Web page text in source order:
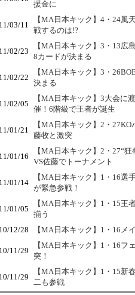
援金に
03/11
【MA日本キック】4・24風
戦するのは!?
02/23
【MA日本キック】3・13広
8カードが決まる
02/22
【MA日本キック】3・
決まる
02/05
【MA日本キック】3大会に
催！6階級で王者が誕生
01/21
【MA日本キック】2・
藤牧と激突
01/16
【MA日本キック】2・27“
VS佐藤でトーナメント
01/14
【MA日本キック】1・16選
が緊急参戦！
01/05
【MA日本キック】1・15王
揃う
12/28 【MA日本キック】1・16メ
11/29
【MA日本キック】1・16フ
突！
11/29
【MA日本キック】1・15新
二も参戦